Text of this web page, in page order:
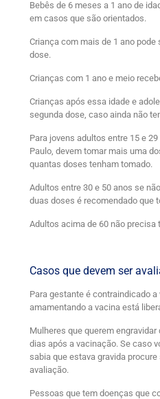
Bebês de 6 meses a 1 ano de
em casos que são orientados.
Criança com mais de 1 ano
dose.
Crianças com 1 ano e meio
Crianças após essa idade e
segunda dose, caso ainda não
Para jovens adultos entre 15 e
Paulo, devem tomar mais uma
quantas doses tenham tomado.
Adultos entre 30 e 50 anos se
duas doses é recomendado que
Adultos acima de 60 não precisa
Casos que devem ser
Para gestante é contraindicado
amamentando a vacina está
Mulheres que querem
dias após a vacinação. Se caso
sabia que estava gravida
avaliação.
Pessoas que tem doenças que